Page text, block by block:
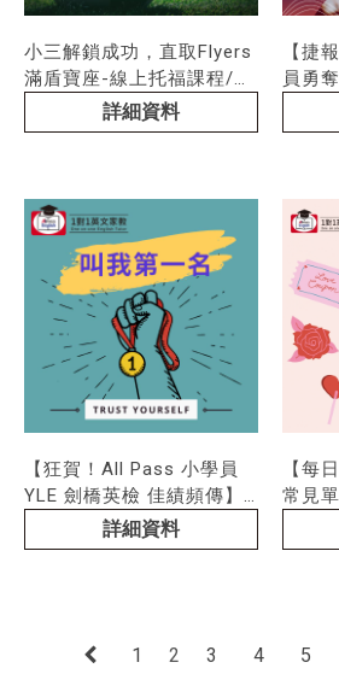
小三解鎖成功，直取Flyers
滿盾寶座-線上托福課程/新
竹線上托福課程/線上外師
課程/新竹線上外師課程/線
詳細資料
【捷
員勇
太優
新竹
【狂賀！All Pass 小學員
YLE 劍橋英檢 佳績頻傳】-
線上英文體驗/新竹線上英
文體驗/線上雅思課程/新竹
詳細資料
【每
常見
1 2 3 4 5